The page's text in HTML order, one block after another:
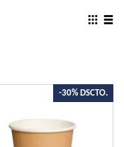
View
-30% DSCTO.